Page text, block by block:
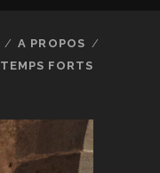
A PROPOS
TEMPS FORTS